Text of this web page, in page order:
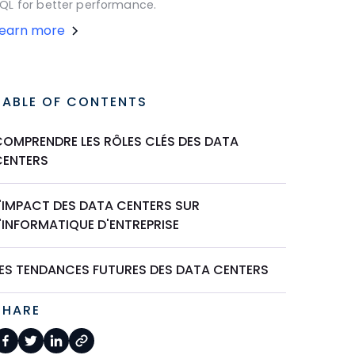
for better performance.
more
OF CONTENTS
LES RÔLES CLÉS DES DATA
DES DATA CENTERS SUR
D'ENTREPRISE
TENDANCES FUTURES DES DATA CENTERS